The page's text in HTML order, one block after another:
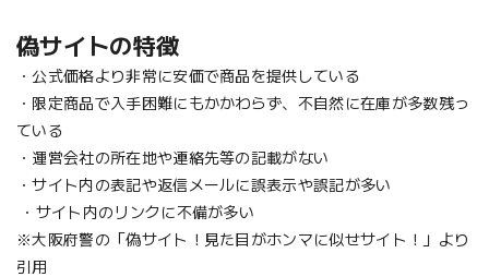
偽サイトの特徴
・公式価格より非常に安価で商品を提供している
・限定商品で入手困難にもかかわらず、不自然に在庫が多数残っ
ている
・運営会社の所在地や連絡先等の記載がない
・サイト内の表記や返信メールに誤表示や誤記が多い
・サイト内のリンクに不備が多い
※大阪府警の「偽サイト！見た目がホンマに似せサイト！」より
引用